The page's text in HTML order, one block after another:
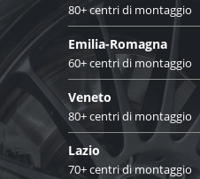
80+ centri di montaggio
Emilia-Romagna
60+ centri di montaggio
Veneto
80+ centri di montaggio
Lazio
70+ centri di montaggio